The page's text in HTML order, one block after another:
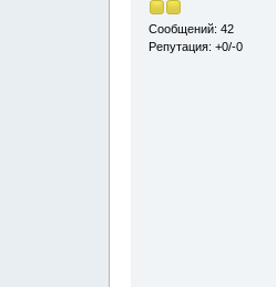
Сообщений: 42
Репутация: +0/-0